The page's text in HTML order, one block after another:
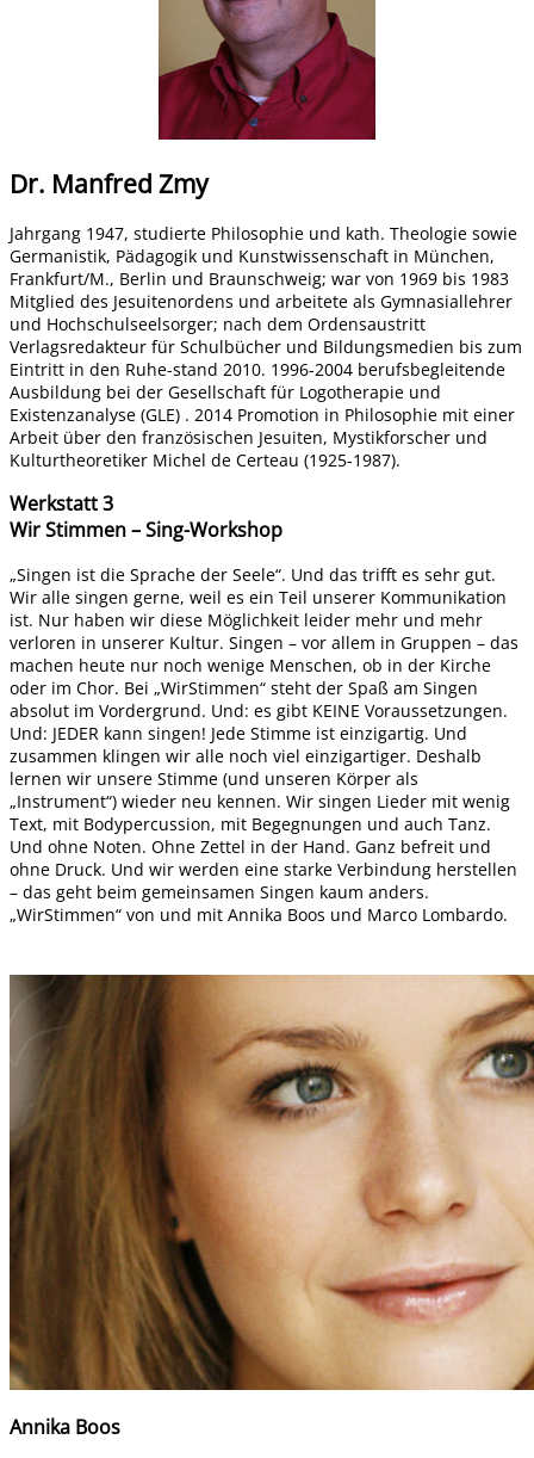
Dr. Manfred Zmy
Jahrgang 1947, studierte Philosophie und kath. Theologie sowie
Germanistik, Pädagogik und Kunstwissenschaft in München,
Frankfurt/M., Berlin und Braunschweig; war von 1969 bis 1983
Mitglied des Jesuitenordens und arbeitete als Gymnasiallehrer
und Hochschulseelsorger; nach dem Ordensaustritt
Verlagsredakteur für Schulbücher und Bildungsmedien bis zum
Eintritt in den Ruhe-stand 2010. 1996-2004 berufsbegleitende
Ausbildung bei der Gesellschaft für Logotherapie und
Existenzanalyse (GLE) . 2014 Promotion in Philosophie mit einer
Arbeit über den französischen Jesuiten, Mystikforscher und
Kulturtheoretiker Michel de Certeau (1925-1987).
Werkstatt 3
Wir Stimmen – Sing-Workshop
„Singen ist die Sprache der Seele“. Und das trifft es sehr gut.
Wir alle singen gerne, weil es ein Teil unserer Kommunikation
ist. Nur haben wir diese Möglichkeit leider mehr und mehr
verloren in unserer Kultur. Singen – vor allem in Gruppen – das
machen heute nur noch wenige Menschen, ob in der Kirche
oder im Chor. Bei „WirStimmen“ steht der Spaß am Singen
absolut im Vordergrund. Und: es gibt KEINE Voraussetzungen.
Und: JEDER kann singen! Jede Stimme ist einzigartig. Und
zusammen klingen wir alle noch viel einzigartiger. Deshalb
lernen wir unsere Stimme (und unseren Körper als
„Instrument“) wieder neu kennen. Wir singen Lieder mit wenig
Text, mit Bodypercussion, mit Begegnungen und auch Tanz.
Und ohne Noten. Ohne Zettel in der Hand. Ganz befreit und
ohne Druck. Und wir werden eine starke Verbindung herstellen
– das geht beim gemeinsamen Singen kaum anders.
„WirStimmen“ von und mit Annika Boos und Marco Lombardo.
Annika Boos